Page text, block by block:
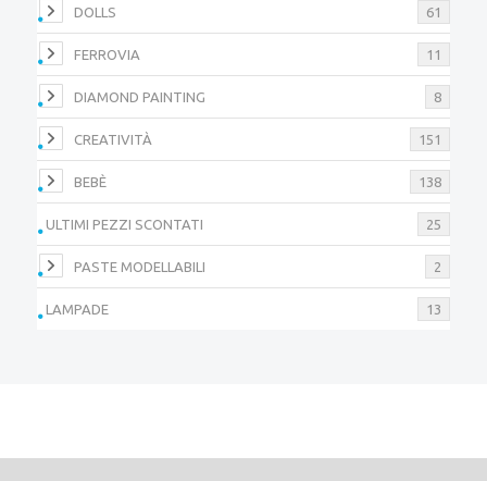
DOLLS 61
FERROVIA 11
DIAMOND PAINTING 8
CREATIVITÀ 151
BEBÈ 138
ULTIMI PEZZI SCONTATI 25
PASTE MODELLABILI 2
LAMPADE 13